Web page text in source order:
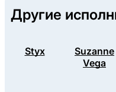
Другие
Styx
Suzanne
Vega